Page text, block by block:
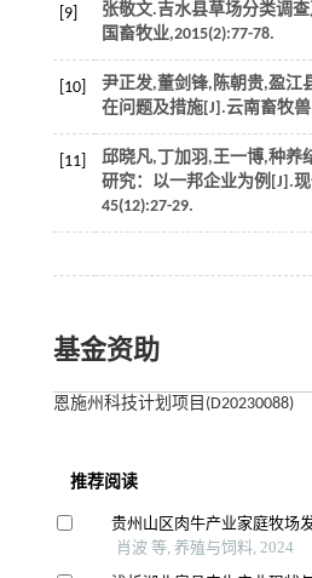
[9] 张敬文.吉水县草场分类调
国畜牧业,2015(2):77-78.
[10]
尹正发,董剑锋,陈朝贵,盈江
在问题及措施[J].云南畜牧
[11]
邱晓凡,丁加羽,王一博,种养
研究：以一邦企业为例[J].
45(12):27-29.
基金资助
恩施州科技计划项目(D20230088)